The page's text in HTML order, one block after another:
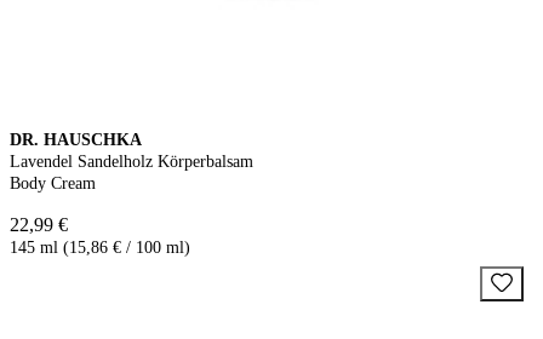
DR. HAUSCHKA
Lavendel Sandelholz Körperbalsam
Body Cream
22,99 €
145 ml (15,86 € / 100 ml)